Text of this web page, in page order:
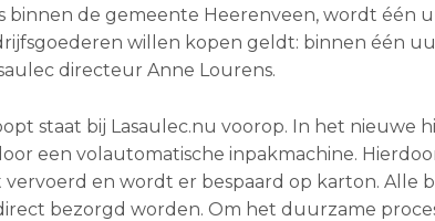
binnen de gemeente Heerenveen, wordt één
willen kopen geldt: binnen één
directeur Anne Lourens.
staat bij Lasaulec.nu voorop. In het nieuwe
een volautomatische inpakmachine.
en wordt er bespaard op karton. Alle
bezorgd worden. Om het duurzame